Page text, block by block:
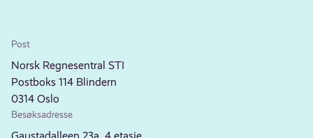
Post
Norsk Regnesentral STI
Postboks 114 Blindern
0314 Oslo
Besøksadresse
Gaustadalleen 23a, 4.etasje